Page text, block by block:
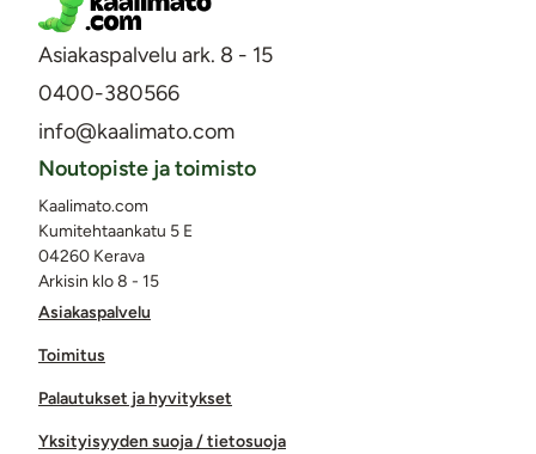
Asiakaspalvelu ark. 8 - 15
0400-380566
info@kaalimato.com
Asiakaspalvelu
Toimitus
Palautukset ja hyvitykset
Yksityisyyden suoja / tietosuoja
Noutopiste ja toimisto
Kaalimato.com
Kumitehtaankatu 5 E
04260 Kerava
Arkisin klo 8 - 15